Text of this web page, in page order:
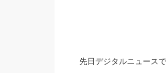
先日デジタルニュース